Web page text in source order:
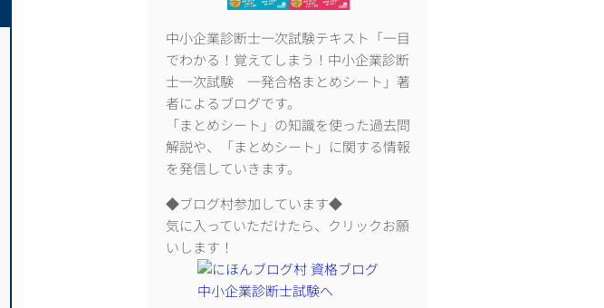
中小企業診断士一次試験テキスト「一目
でわかる！覚えてしまう！中小企業診断
士一次試験 一発合格まとめシート」著
者によるブログです。
「まとめシート」の知識を使った過去問
解説や、「まとめシート」に関する情報
を発信していきます。
◆ブログ村参加しています◆
気に入っていただけたら、クリックお願
いします！